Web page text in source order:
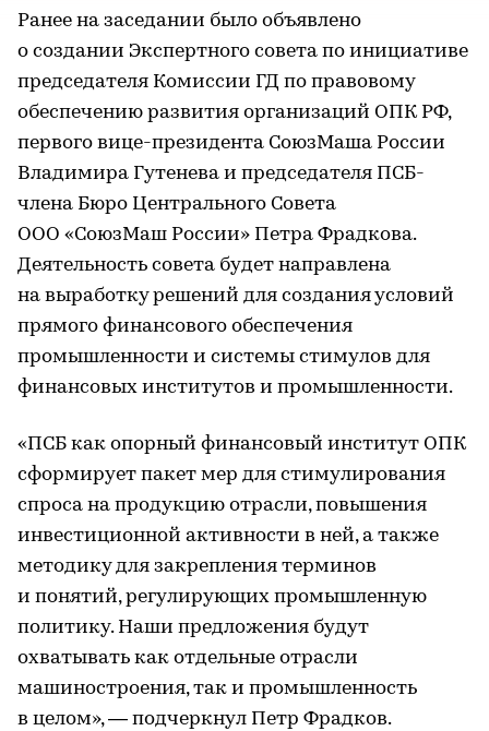
Ранее на заседании было объявлено
о создании Экспертного совета по инициативе
председателя Комиссии ГД по правовому
обеспечению развития организаций ОПК РФ,
первого вице-президента СоюзМаша России
Владимира Гутенева и председателя ПСБ-
члена Бюро Центрального Совета
ООО «СоюзМаш России» Петра Фрадкова.
Деятельность совета будет направлена
на выработку решений для создания условий
прямого финансового обеспечения
промышленности и системы стимулов для
финансовых институтов и промышленности.
«ПСБ как опорный финансовый институт ОПК
сформирует пакет мер для стимулирования
спроса на продукцию отрасли, повышения
инвестиционной активности в ней, а также
методику для закрепления терминов
и понятий, регулирующих промышленную
политику. Наши предложения будут
охватывать как отдельные отрасли
машиностроения, так и промышленность
в целом», — подчеркнул Петр Фрадков.